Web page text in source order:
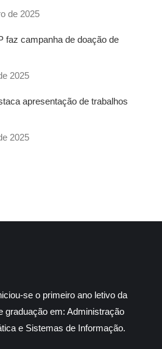
de 2025
faz campanha de doação de
2025
apresentação de trabalhos
2025
se o primeiro ano letivo da
graduação em: Administração
e Sistemas de Informação.